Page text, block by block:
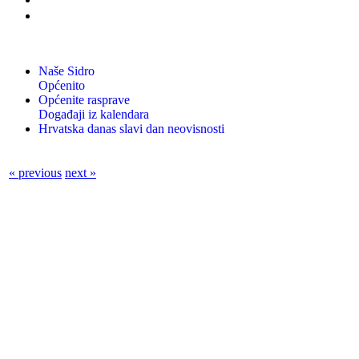
Naše Sidro
Općenito
Općenite rasprave
Događaji iz kalendara
Hrvatska danas slavi dan neovisnosti
« previous next »